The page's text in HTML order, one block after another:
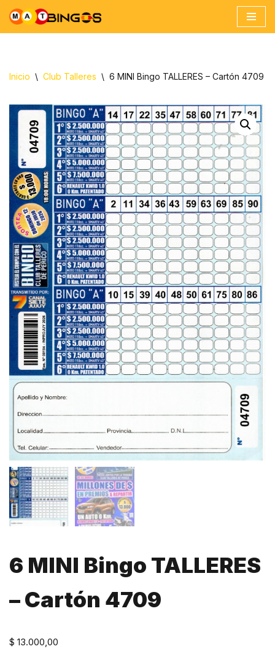
Ir
Inicio \ Club Talleres \ 6 MINI Bingo TALLERES – Cartón 4709
6 MINI Bingo TALLERES
– Cartón 4709
$ 13.000,00